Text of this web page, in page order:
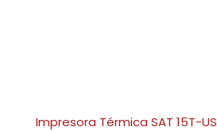
Impresora Térmica SAT 15T-US